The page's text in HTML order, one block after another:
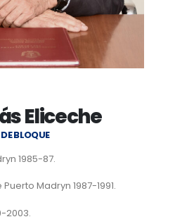
Eliceche
BLOQUE
1985-87.
Madryn 1987-1991.
2003.